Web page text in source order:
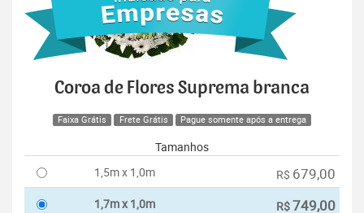
Coroa de Flores Suprema branca
Faixa Grátis Frete Grátis Pague somente após a entrega
Tamanhos
1,5m x 1,0m
R$ 679,00
1,7m x 1,0m R$749,00